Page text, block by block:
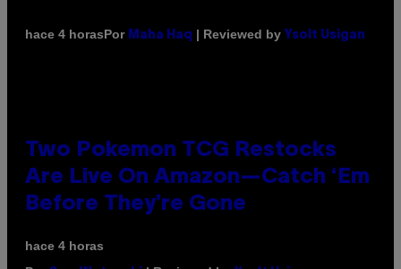
hace 4 horasPor Maha Haq | Reviewed by Ysolt Usigan
Two Pokemon TCG Restocks
Are Live On Amazon—Catch ‘Em
Before They’re Gone
hace 4 horas